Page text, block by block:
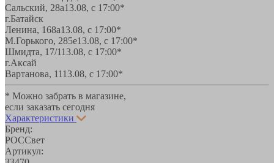
Сальский, 28a13.08, с 17:00*
г.Батайск
Ленина, 168а13.08, с 17:00*
М.Горького, 285е13.08, с 17:00*
Шмидта, 17/113.08, с 17:00*
г.Аксай
Вартанова, 1113.08, с 17:00*
* Можно забрать в магазине,
если заказать сегодня
Характеристики
Бренд:
РОССвет
Артикул: